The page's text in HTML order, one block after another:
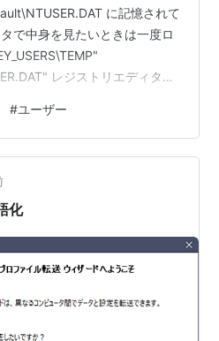
に記憶されて
で中身を見たいときは一度ロ
レジストリエディタで
#ユーザー
化